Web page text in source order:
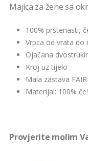
Majica za žene sa
100% prstenasti,
Vrpca od vrata do
Ojačana
Kroj uz tijelo
Mala zastava
Materijal: 100%
Provjerite molim